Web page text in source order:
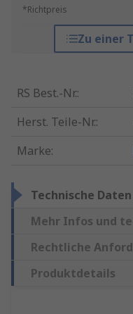
*Richtpreis
Zu einer
RS Best.-Nr.:
Herst. Teile-Nr.:
Marke:
Technische Daten
Mehr Infos und
Rechtliche
Produktdetails